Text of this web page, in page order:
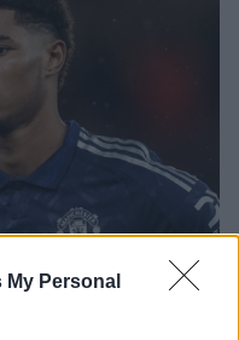
Personal